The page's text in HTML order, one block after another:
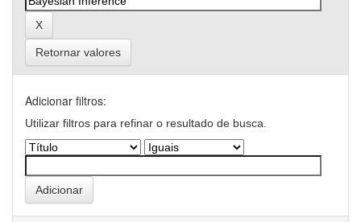
Retornar valores
Adicionar filtros:
Utilizar filtros para refinar o resultado de busca.